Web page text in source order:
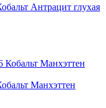
Антрацит глухая
Манхэттен